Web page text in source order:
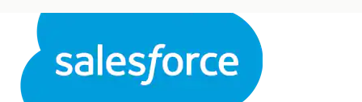
閉じる 閉じる